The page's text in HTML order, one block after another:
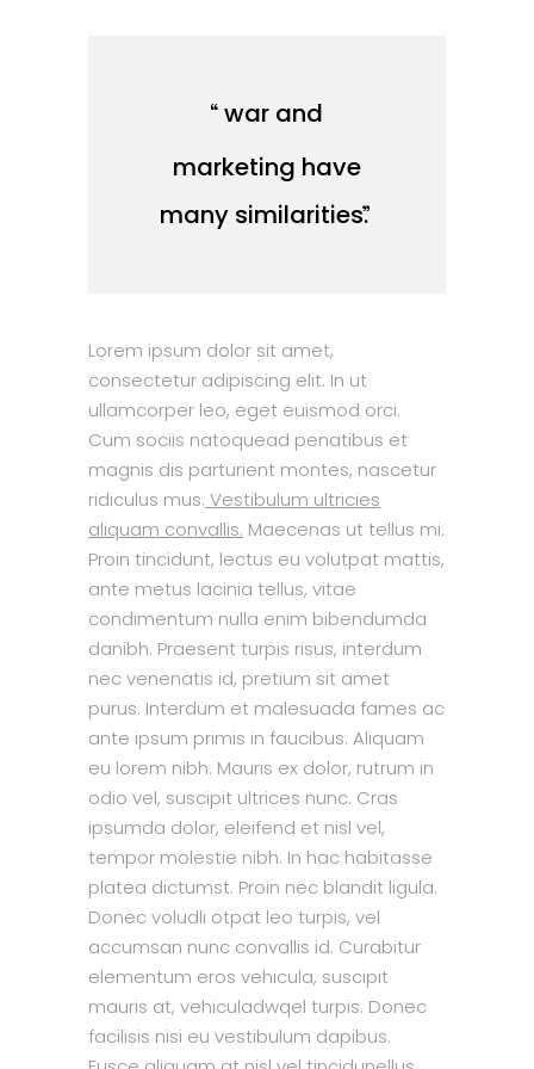
war and
marketing have
many similarities.
Lorem ipsum dolor sit amet,
consectetur adipiscing elit. In ut
ullamcorper leo, eget euismod orci.
Cum sociis natoquead penatibus et
magnis dis parturient montes, nascetur
ridiculus mus. Vestibulum ultricies
aliquam convallis. Maecenas ut tellus mi.
Proin tincidunt, lectus eu volutpat mattis,
ante metus lacinia tellus, vitae
condimentum nulla enim bibendumda
danibh. Praesent turpis risus, interdum
nec venenatis id, pretium sit amet
purus. Interdum et malesuada fames ac
ante ipsum primis in faucibus. Aliquam
eu lorem nibh. Mauris ex dolor, rutrum in
odio vel, suscipit ultrices nunc. Cras
ipsumda dolor, eleifend et nisl vel,
tempor molestie nibh. In hac habitasse
platea dictumst. Proin nec blandit ligula.
Donec voludli otpat leo turpis, vel
accumsan nunc convallis id. Curabitur
elementum eros vehicula, suscipit
mauris at, vehiculadwqel turpis. Donec
facilisis nisi eu vestibulum dapibus.